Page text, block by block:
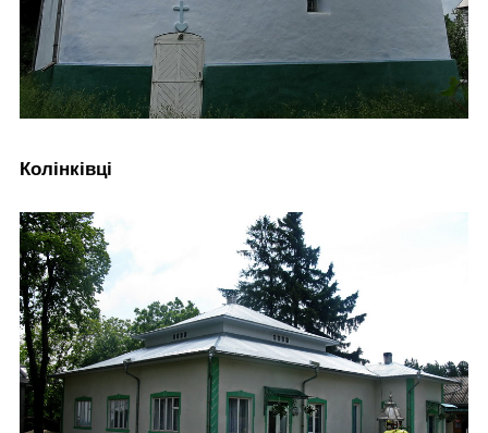
Колінківці